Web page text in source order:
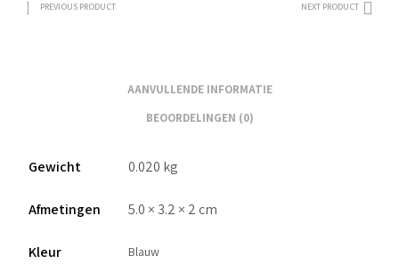
PREVIOUS PRODUCT NEXT PRODUCT
AANVULLENDE INFORMATIE
BEOORDELINGEN (0)
Gewicht 0.020 kg
Afmetingen 5.0 × 3.2 × 2 cm
Kleur Blauw